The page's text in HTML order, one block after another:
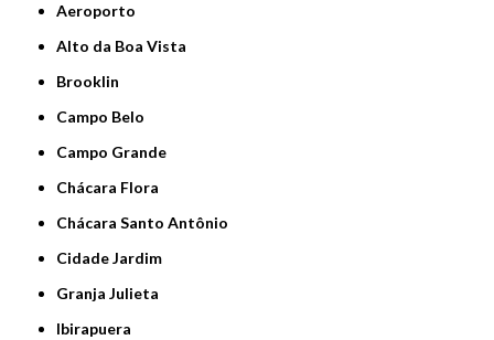
Aeroporto
Alto da Boa Vista
Brooklin
Campo Belo
Campo Grande
Chácara Flora
Chácara Santo Antônio
Cidade Jardim
Granja Julieta
Ibirapuera